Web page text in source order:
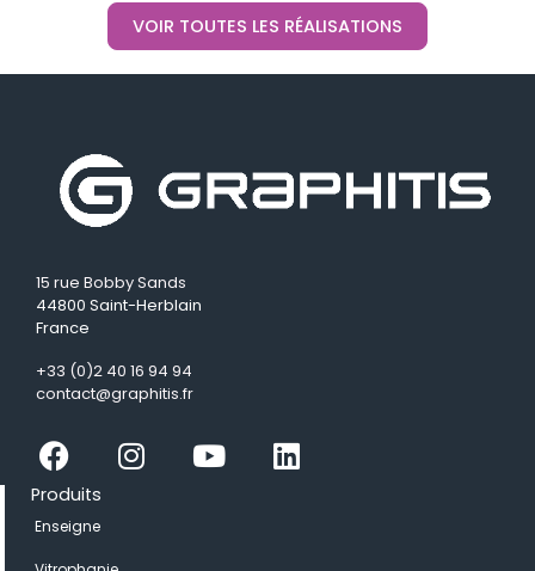
VOIR TOUTES LES RÉALISATIONS
15 rue Bobby Sands
44800 Saint-Herblain
France
+33 (0)2 40 16 94 94
contact@graphitis.fr
FacebookInstagram
YoutubeLinkedin
Produits
Enseigne